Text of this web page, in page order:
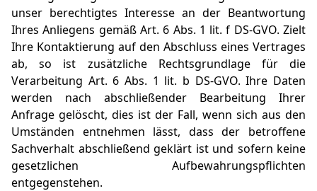
unser berechtigtes Interesse an der Beantwortung
Ihres Anliegens gemäß Art. 6 Abs. 1 lit. f DS-GVO. Zielt
Ihre Kontaktierung auf den Abschluss eines Vertrages
ab, so ist zusätzliche Rechtsgrundlage für die
Verarbeitung Art. 6 Abs. 1 lit. b DS-GVO. Ihre Daten
werden nach abschließender Bearbeitung Ihrer
Anfrage gelöscht, dies ist der Fall, wenn sich aus den
Umständen entnehmen lässt, dass der betroffene
Sachverhalt abschließend geklärt ist und sofern keine
gesetzlichen Aufbewahrungspflichten
entgegenstehen.